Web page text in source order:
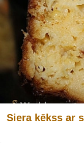
Siera kēkss ar